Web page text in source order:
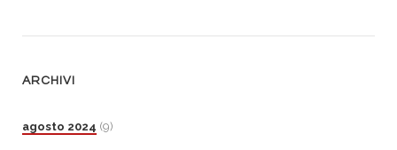
ARCHIVI
agosto 2024 (9)